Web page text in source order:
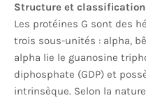
Structure et classification
Les protéines G sont des
trois sous-unités : alpha,
alpha lie le guanosine
diphosphate (GDP) et
intrinsèque. Selon la